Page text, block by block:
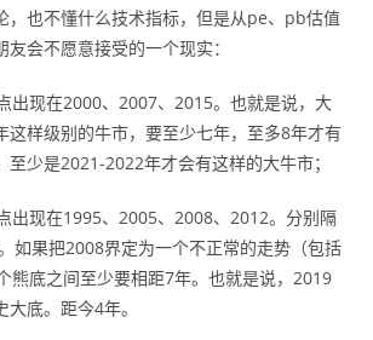
，也不懂什么技术指标，但是从pe、pb估值
会不愿意接受的一个现实：
出现在2000、2007、2015。也就是说，大
这样级别的牛市，要至少七年，至多8年才有
至少是2021-2022年才会有这样的大牛市；
出现在1995、2005、2008、2012。分别隔
如果把2008界定为一个不正常的走势（包括
熊底之间至少要相距7年。也就是说，2019
底。距今4年。